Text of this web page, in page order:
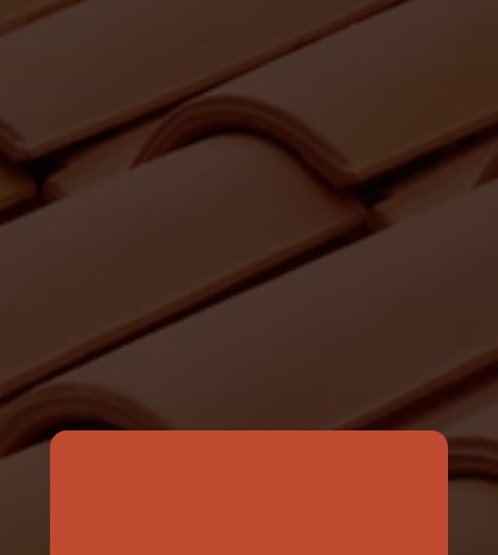
RENOV MULLER
Pourquoi nous choisir pour vos
travaux de démoussage à Saint-
Pal-de-Mons ?